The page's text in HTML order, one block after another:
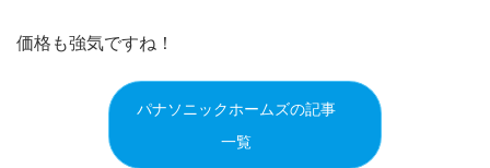
価格も強気ですね！
パナソニックホームズの記事
一覧